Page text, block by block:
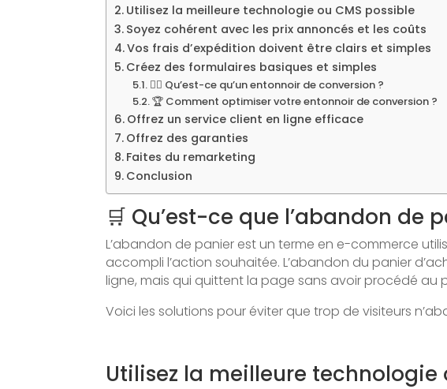
Utilisez la meilleure technologie ou CMS possible
Soyez cohérent avec les prix annoncés et les coûts
Vos frais d’expédition doivent être clairs et simples
Créez des formulaires basiques et simples
👉🏻 Qu’est-ce qu’un entonnoir de conversion ?
🏆 Comment optimiser votre entonnoir de conversion ?
Offrez un service client en ligne efficace
Offrez des garanties
Faites du remarketing
Conclusion
🛒 Qu’est-ce que l’abandon de
L’abandon de panier est un terme en e-commerce
accompli l’action souhaitée. L’abandon du panier
ligne, mais qui quittent la page sans avoir procédé au
Voici les solutions pour éviter que trop de visiteurs
Utilisez la meilleure technologie